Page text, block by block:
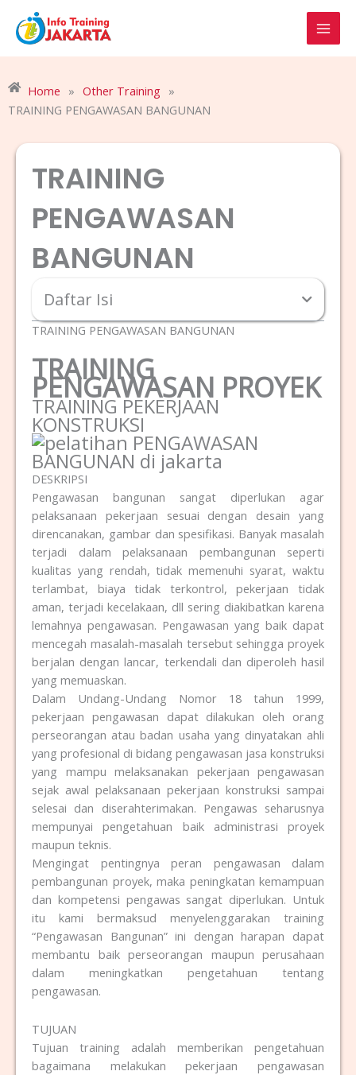
content
Home » Other Training »
TRAINING PENGAWASAN BANGUNAN
TRAINING
PENGAWASAN
BANGUNAN
Daftar Isi
TRAINING PENGAWASAN BANGUNAN
TRAINING
PENGAWASAN PROYEK
TRAINING PEKERJAAN
KONSTRUKSI
DESKRIPSI
Pengawasan bangunan sangat diperlukan agar
pelaksanaan pekerjaan sesuai dengan desain yang
direncanakan, gambar dan spesifikasi. Banyak masalah
terjadi dalam pelaksanaan pembangunan seperti
kualitas yang rendah, tidak memenuhi syarat, waktu
terlambat, biaya tidak terkontrol, pekerjaan tidak
aman, terjadi kecelakaan, dll sering diakibatkan karena
lemahnya pengawasan. Pengawasan yang baik dapat
mencegah masalah-masalah tersebut sehingga proyek
berjalan dengan lancar, terkendali dan diperoleh hasil
yang memuaskan.
Dalam Undang-Undang Nomor 18 tahun 1999,
pekerjaan pengawasan dapat dilakukan oleh orang
perseorangan atau badan usaha yang dinyatakan ahli
yang profesional di bidang pengawasan jasa konstruksi
yang mampu melaksanakan pekerjaan pengawasan
sejak awal pelaksanaan pekerjaan konstruksi sampai
selesai dan diserahterimakan. Pengawas seharusnya
mempunyai pengetahuan baik administrasi proyek
maupun teknis.
Mengingat pentingnya peran pengawasan dalam
pembangunan proyek, maka peningkatan kemampuan
dan kompetensi pengawas sangat diperlukan. Untuk
itu kami bermaksud menyelenggarakan training
“Pengawasan Bangunan” ini dengan harapan dapat
membantu baik perseorangan maupun perusahaan
dalam meningkatkan pengetahuan tentang
pengawasan.
TUJUAN
Tujuan training adalah memberikan pengetahuan
bagaimana melakukan pekerjaan pengawasan